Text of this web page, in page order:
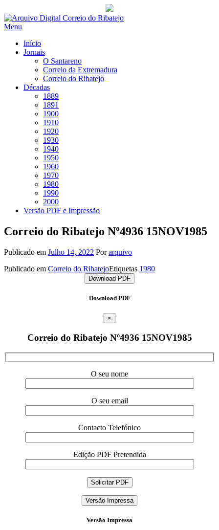
Saltar
para
Menu
Início
Jornais
O Santareno
Correio da Extremadura
Correio do Ribatejo
Décadas
1889
1891
1900
1910
1920
1930
1940
1950
1960
1970
1980
1990
2000
Versão PDF e Impressão
Correio do Ribatejo Nº4936 15NOV1985
Publicado em Julho 14, 2022 Porarquivo
Publicado em Correio do RibatejoEtiquetas 1980
Download PDF
Download PDF
×
Correio do Ribatejo Nº4936 15NOV1985
O seu nome
O seu email
Contacto Telefónico
Edição PDF Pretendida
Versão Impressa
Versão Impressa